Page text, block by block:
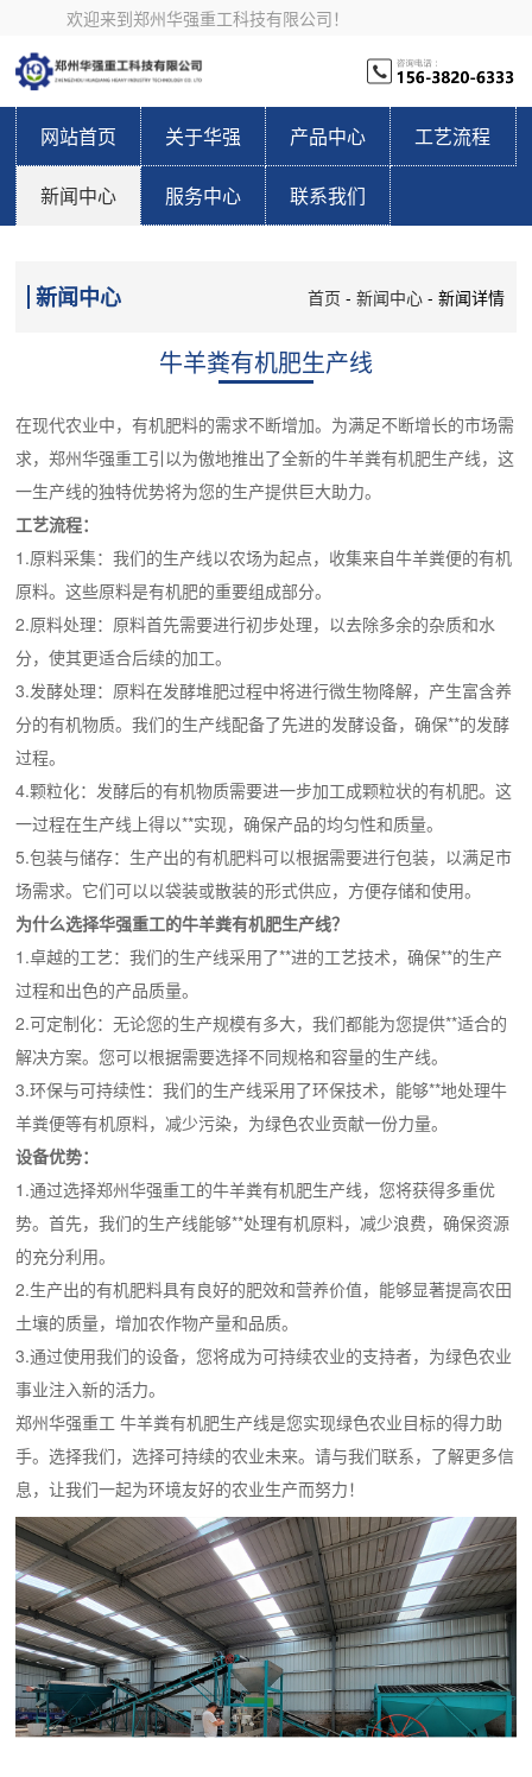
欢迎来到郑州华强重工科技有限公司！
网站首页 关于华强 产品中心 工艺流程
新闻中心 服务中心 联系我们
新闻中心 首页 - 新闻中心- 新闻详情
牛羊粪有机肥生产线
在现代农业中，有机肥料的需求不断增加。为满足不断增长的市场需
求，郑州华强重工引以为傲地推出了全新的牛羊粪有机肥生产线，这
一生产线的独特优势将为您的生产提供巨大助力。
工艺流程：
1.原料采集：我们的生产线以农场为起点，收集来自牛羊粪便的有机
原料。这些原料是有机肥的重要组成部分。
2.原料处理：原料首先需要进行初步处理，以去除多余的杂质和水
分，使其更适合后续的加工。
3.发酵处理：原料在发酵堆肥过程中将进行微生物降解，产生富含养
分的有机物质。我们的生产线配备了先进的发酵设备，确保**的发酵
过程。
4.颗粒化：发酵后的有机物质需要进一步加工成颗粒状的有机肥。这
一过程在生产线上得以**实现，确保产品的均匀性和质量。
5.包装与储存：生产出的有机肥料可以根据需要进行包装，以满足市
场需求。它们可以以袋装或散装的形式供应，方便存储和使用。
为什么选择华强重工的牛羊粪有机肥生产线？
1.卓越的工艺：我们的生产线采用了**进的工艺技术，确保**的生产
过程和出色的产品质量。
2.可定制化：无论您的生产规模有多大，我们都能为您提供**适合的
解决方案。您可以根据需要选择不同规格和容量的生产线。
3.环保与可持续性：我们的生产线采用了环保技术，能够**地处理牛
羊粪便等有机原料，减少污染，为绿色农业贡献一份力量。
设备优势：
1.通过选择郑州华强重工的牛羊粪有机肥生产线，您将获得多重优
势。首先，我们的生产线能够**处理有机原料，减少浪费，确保资源
的充分利用。
2.生产出的有机肥料具有良好的肥效和营养价值，能够显著提高农田
土壤的质量，增加农作物产量和品质。
3.通过使用我们的设备，您将成为可持续农业的支持者，为绿色农业
事业注入新的活力。
郑州华强重工 牛羊粪有机肥生产线是您实现绿色农业目标的得力助
手。选择我们，选择可持续的农业未来。请与我们联系，了解更多信
息，让我们一起为环境友好的农业生产而努力！